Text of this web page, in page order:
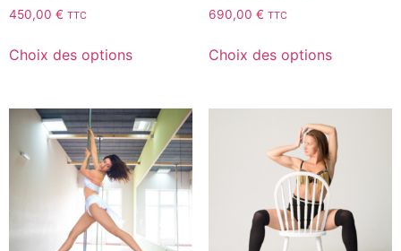
450,00 € TTC
Choix des options
690,00 € TTC
Choix des options